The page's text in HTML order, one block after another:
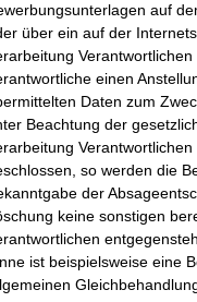
auf
über ein auf der
einen
Daten zum
Beachtung der
so werden die
der
keine sonstigen
ist beispielsweise eine